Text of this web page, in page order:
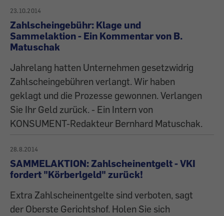
23.10.2014
Zahlscheingebühr: Klage und
Sammelaktion - Ein Kommentar von B.
Matuschak
Jahrelang hatten Unternehmen gesetzwidrig
Zahlscheingebühren verlangt. Wir haben
geklagt und die Prozesse gewonnen. Verlangen
Sie Ihr Geld zurück. - Ein Intern von
KONSUMENT-Redakteur Bernhard Matuschak.
28.8.2014
SAMMELAKTION: Zahlscheinentgelt - VKI
fordert "Körberlgeld" zurück!
Extra Zahlscheinentgelte sind verboten, sagt
der Oberste Gerichtshof. Holen Sie sich